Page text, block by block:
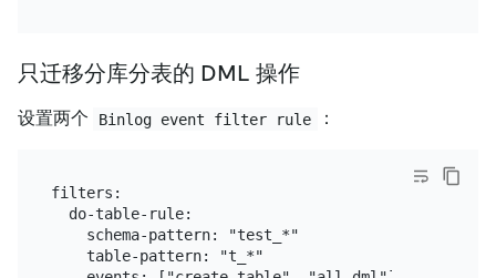
只迁移分库分表的 DML 操作
设置两个 Binlog event filter rule ：
filters:
  do-table-rule:
    schema-pattern: "test_*"
    table-pattern: "t_*"